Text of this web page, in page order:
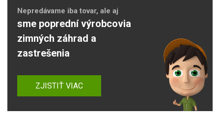
Nepredávame iba tovar, ale aj
sme poprední výrobcovia
zimných záhrad a
zastrešenia
ZJISTIŤ VIAC